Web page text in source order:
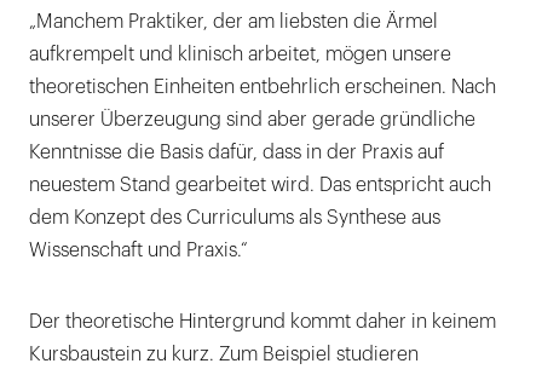
„Manchem Praktiker, der am liebsten die Ärmel
aufkrempelt und klinisch arbeitet, mögen unsere
theoretischen Einheiten entbehrlich erscheinen. Nach
unserer Überzeugung sind aber gerade gründliche
Kenntnisse die Basis dafür, dass in der Praxis auf
neuestem Stand gearbeitet wird. Das entspricht auch
dem Konzept des Curriculums als Synthese aus
Wissenschaft und Praxis.“
Der theoretische Hintergrund kommt daher in keinem
Kursbaustein zu kurz. Zum Beispiel studieren